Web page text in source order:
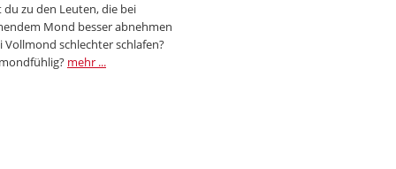
du zu den Leuten, die bei
Mond besser abnehmen
Vollmond schlechter schlafen?
mehr ...